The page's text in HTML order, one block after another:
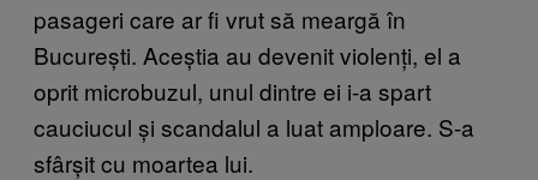
pasageri care ar fi vrut să meargă în
București. Aceștia au devenit violenți, el a
oprit microbuzul, unul dintre ei i-a spart
cauciucul și scandalul a luat amploare. S-a
sfârșit cu moartea lui.